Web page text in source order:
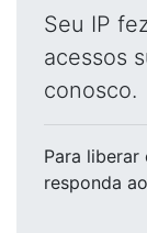
Seu IP
acessos
conosco.
Para liberar
responda